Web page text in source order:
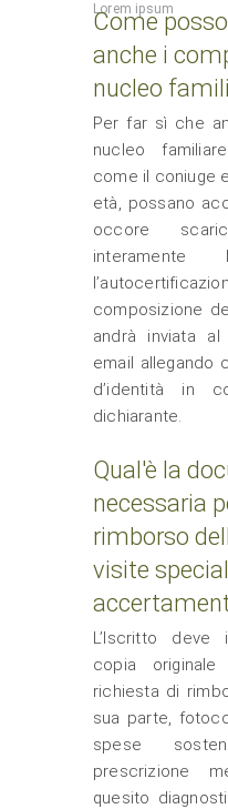
Lorem ipsum
Come
anche i
nucleo
Per far sì che
nucleo
come il coniuge
età, possano
occore
interamente
composizione
andrà inviata
email allegando
d’identità in
dichiarante.
Qual'è la
necessaria
rimborso
visite
L’Iscritto deve
copia
richiesta di
sua parte,
spese
prescrizione
quesito